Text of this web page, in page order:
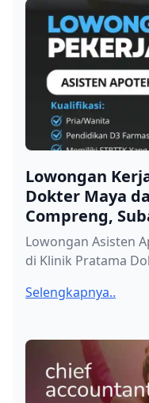
Lowongan
Dokter Maya
Compreng,
Lowongan Asisten
di Klinik Pratama
Selengkapnya..